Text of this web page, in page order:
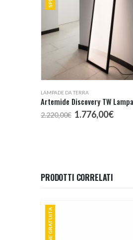
LAMPADE DA TERRA
Artemide Discovery TW
2.220,00€ Il
prezzo
1.776,00€Il
PRODOTTI CORRELATI